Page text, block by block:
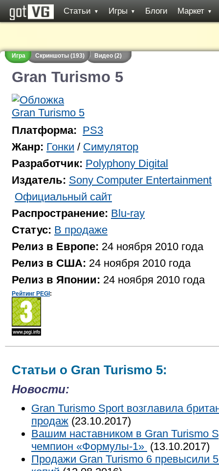
Статьи ▼ Игры ▼ Блоги Маркет ▼
Игра Скриншоты (193) Видео (2)
Gran Turismo 5
Платформа: PS3
Жанр: Гонки / Симулятор
Разработчик: Polyphony Digital
Издатель: Sony Computer Entertainment
Официальный сайт
Распространение: Blu-ray
Статус: В продаже
Релиз в Европе: 24 ноября 2010 года
Релиз в США: 24 ноября 2010 года
Релиз в Японии: 24 ноября 2010 года
Рейтинг PEGI :
Статьи о Gran Turismo 5:
Новости:
Gran Turismo Sport возглавила
продаж (23.10.2017)
Вашим наставником в Gran Turismo
чемпион «Формулы-1» (13.10.2017)
Продажи Gran Turismo 6 превысили